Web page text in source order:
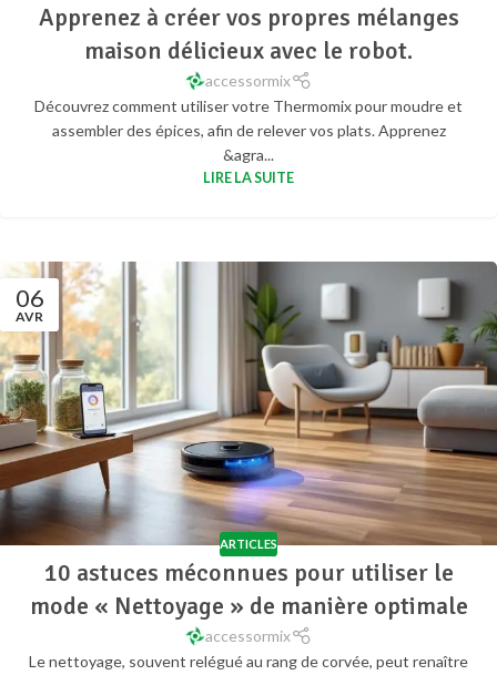
Apprenez à créer vos propres mélanges
maison délicieux avec le robot.
accessormix
Découvrez comment utiliser votre Thermomix pour moudre et
assembler des épices, afin de relever vos plats. Apprenez
&agra...
LIRE LA SUITE
06
AVR
ARTICLES
10 astuces méconnues pour utiliser le
mode « Nettoyage » de manière optimale
accessormix
Le nettoyage, souvent relégué au rang de corvée, peut renaître